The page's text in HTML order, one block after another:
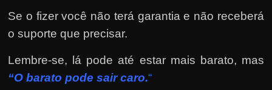
Se o fizer você não terá garantia e não receberá
o suporte que precisar.
Lembre-se, lá pode até estar mais barato, mas
“O barato pode sair caro.“